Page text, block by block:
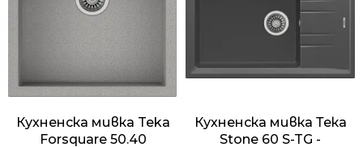
Кухненска мивка Teka
Forsquare 50.40
Кухненска мивка Тека
Stone 60 S-TG -